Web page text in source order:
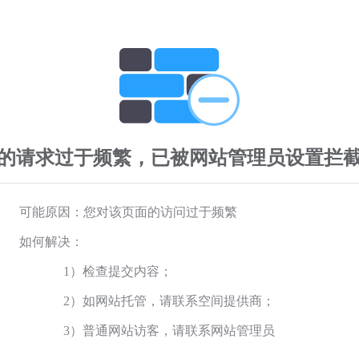
请求过于频繁，已被网站管理员设置拦
可能原因：您对该页面的访问过于频繁
如何解决：
1）检查提交内容；
2）如网站托管，请联系空间提供商；
3）普通网站访客，请联系网站管理员